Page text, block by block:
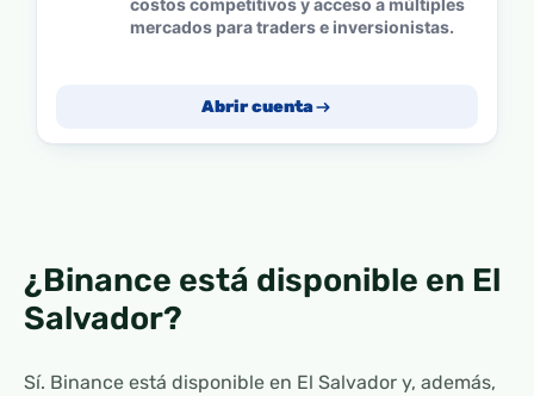
costos competitivos y acceso a múltiples
mercados para traders e inversionistas.
Abrir cuenta
¿Binance está disponible en El
Salvador?
Sí. Binance está disponible en El Salvador y, además,